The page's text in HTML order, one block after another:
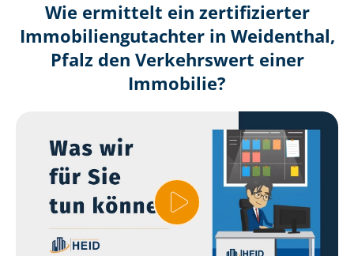
Wie ermittelt ein zertifizierter
Immobilien­gutachter in Weidenthal,
Pfalz den Verkehrswert einer
Immobilie?